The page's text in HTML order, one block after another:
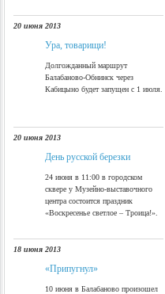
20 июня 2013
Ура, товарищи!
Долгожданный маршрут
Балабаново-Обнинск через
Кабицыно будет запущен с 1 июля.
20 июня 2013
День русской березки
24 июня в 11:00 в городском
сквере у Музейно-выставочного
центра состоится праздник
«Воскресенье светлое – Троица!».
18 июня 2013
«Припугнул»
10 июня в Балабаново произошел